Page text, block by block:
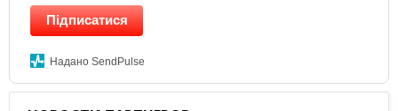
Підписатися
Надано SendPulse